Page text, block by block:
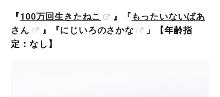
『100万回生きたねこ 』『もったいないばあ
さん
』『にじいろのさかな
』【年齢指
定：なし】